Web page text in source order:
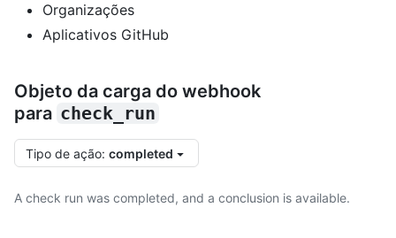
Organizações
Aplicativos GitHub
Objeto da carga do webhook
para check_run
Tipo de ação: completed
A check run was completed, and a conclusion is available.